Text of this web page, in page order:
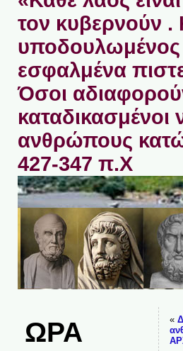
τον κυβερνούν .
υποδουλωμένος
εσφαλμένα
Όσοι
καταδικασμένοι
ανθρώπους
427-347 π.Χ
ΩΡΑ
«